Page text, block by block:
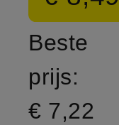
Beste
prijs:
€ 7,22